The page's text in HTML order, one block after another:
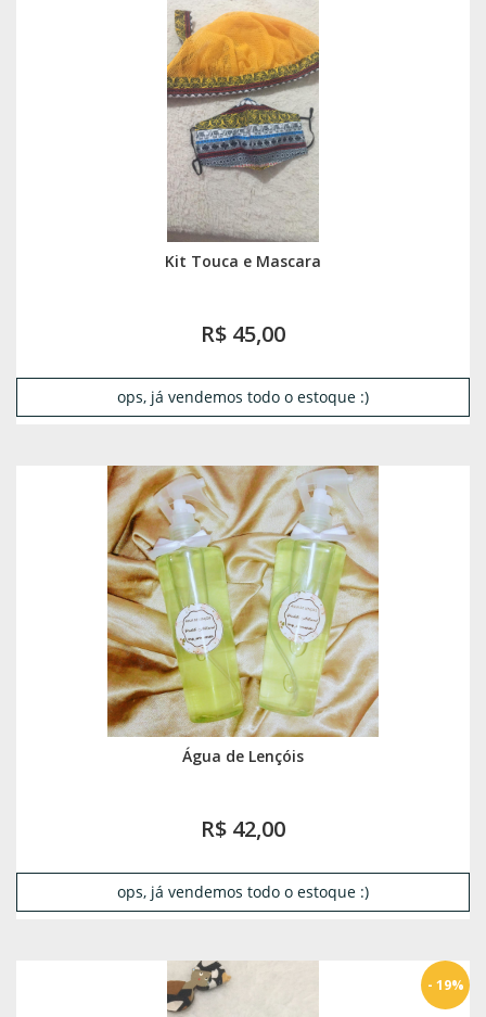
Kit Touca e Mascara
R$ 45,00
ops, já vendemos todo o estoque :)
Água de Lençóis
R$ 42,00
ops, já vendemos todo o estoque :)
- 19%